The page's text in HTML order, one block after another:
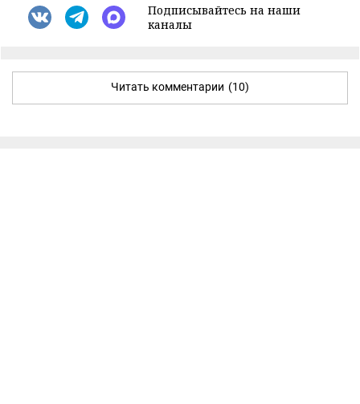
Подписывайтесь на наши
каналы
Читать комментарии (10)